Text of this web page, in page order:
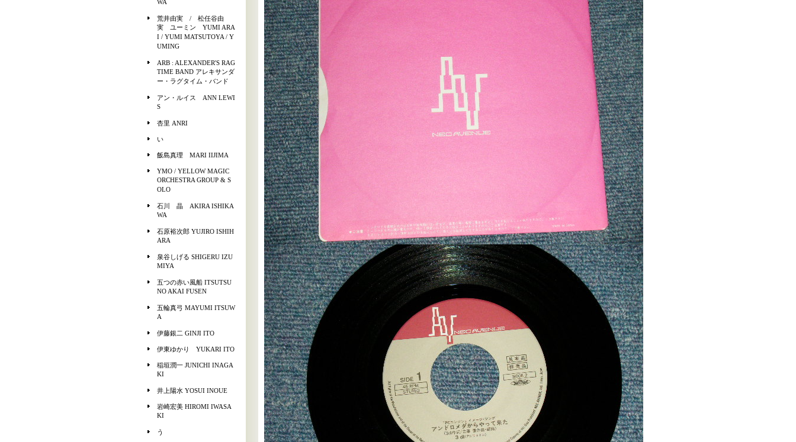
WA
荒井由実 / 松任谷由
実 ユーミン YUMI ARA
I / YUMI MATSUTOYA / Y
UMING
ARB : ALEXANDER'S RAG
TIME BAND アレキサンダ
ー・ラグタイム・バンド
アン・ルイス ANN LEWI
S
杏里 ANRI
い
飯島真理 MARI IIJIMA
YMO / YELLOW MAGIC
ORCHESTRA GROUP & S
OLO
石川 晶 AKIRA ISHIKA
WA
石原裕次郎 YUJIRO ISHIH
ARA
泉谷しげる SHIGERU IZU
MIYA
五つの赤い風船 ITSUTSU
NO AKAI FUSEN
五輪真弓 MAYUMI ITSUW
A
伊藤銀二 GINJI ITO
伊東ゆかり YUKARI ITO
稲垣潤一 JUNICHI INAGA
KI
井上陽水 YOSUI INOUE
岩崎宏美 HIROMI IWASA
KI
う